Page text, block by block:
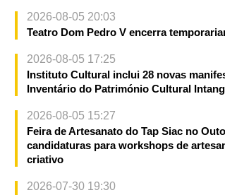
2026-08-05 20:03
Teatro Dom Pedro V encerra
2026-08-05 17:25
Instituto Cultural inclui 28 novas
Inventário do Património Cultural
2026-08-05 15:27
Feira de Artesanato do Tap Siac no
candidaturas para workshops de
criativo
2026-07-30 19:30